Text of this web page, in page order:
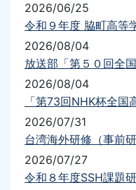
2026/06/25
令和９年度 脇町高等
2026/08/04
2026/08/04
2026/07/31
台湾海外研修（事前研
2026/07/27
令和８年度SSH課題